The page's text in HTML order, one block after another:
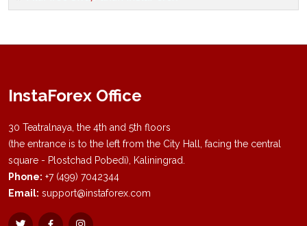
InstaForex Office
30 Teatralnaya, the 4th and 5th floors
(the entrance is to the left from the City Hall, facing the central
square - Plostchad Pobedi), Kaliningrad.
Phone: +7 (499) 7042344
Email: support@instaforex.com